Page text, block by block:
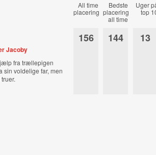
All time
placering
Bedste
placering
all time
Uger
top
Jacoby
fra trællepigen
sin voldelige far, men
156 144 13